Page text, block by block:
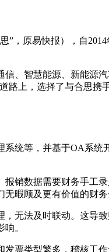
，原易快报），自
、智慧能源、新能源
路上，选择了与合思携
系统等，并基于OA系
销数据需要财务手工
暇顾及更有价值的财务
无法及时联动。这导
。
票类型繁多，稽核工